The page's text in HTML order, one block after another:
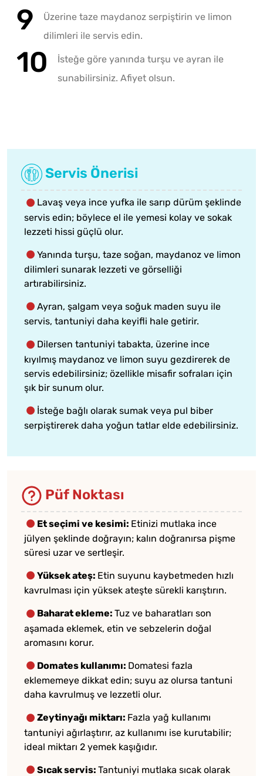
Üzerine taze maydanoz serpiştirin ve limon
dilimleri ile servis edin.
İsteğe göre yanında turşu ve ayran ile
sunabilirsiniz. Afiyet olsun.
Servis Önerisi
Lavaş veya ince yufka ile sarıp dürüm şeklinde
servis edin; böylece el ile yemesi kolay ve sokak
lezzeti hissi güçlü olur.
Yanında turşu, taze soğan, maydanoz ve limon
dilimleri sunarak lezzeti ve görselliği
artırabilirsiniz.
Ayran, şalgam veya soğuk maden suyu ile
servis, tantuniyi daha keyifli hale getirir.
Dilersen tantuniyi tabakta, üzerine ince
kıyılmış maydanoz ve limon suyu gezdirerek de
servis edebilirsiniz; özellikle misafir sofraları için
şık bir sunum olur.
İsteğe bağlı olarak sumak veya pul biber
serpiştirerek daha yoğun tatlar elde edebilirsiniz.
Püf Noktası
Et seçimi ve kesimi: Etinizi mutlaka ince
jülyen şeklinde doğrayın; kalın doğranırsa pişme
süresi uzar ve sertleşir.
Yüksek ateş: Etin suyunu kaybetmeden hızlı
kavrulması için yüksek ateşte sürekli karıştırın.
Baharat ekleme: Tuz ve baharatları son
aşamada eklemek, etin ve sebzelerin doğal
aromasını korur.
Domates kullanımı: Domatesi fazla
eklememeye dikkat edin; suyu az olursa tantuni
daha kavrulmuş ve lezzetli olur.
Zeytinyağı miktarı: Fazla yağ kullanımı
tantuniyi ağırlaştırır, az kullanımı ise kurutabilir;
ideal miktarı 2 yemek kaşığıdır.
Sıcak servis: Tantuniyi mutlaka sıcak olarak